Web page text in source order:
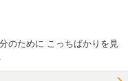
のために こっちばかりを見